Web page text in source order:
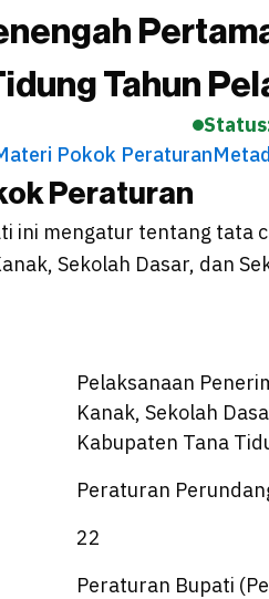
Tahun
Pokok Peraturan
Peraturan
ini mengatur tentang tata
Sekolah Dasar, dan
Pelaksanaan
Kanak, Sekolah
Kabupaten Tana
Peraturan
22
Peraturan Bupati